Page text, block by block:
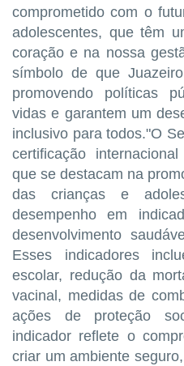
comprometido com o
adolescentes, que têm
coração e na nossa
símbolo de que
promovendo políticas
vidas e garantem um
inclusivo para todos."O
certificação
que se destacam na
das crianças e
desempenho em
desenvolvimento
Esses indicadores
escolar, redução da
vacinal, medidas de
ações de proteção
indicador reflete o
criar um ambiente